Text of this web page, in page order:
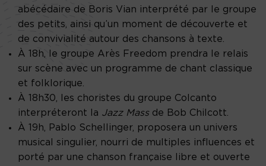
abécédaire de Boris Vian interprété par le groupe
des petits, ainsi qu’un moment de découverte et
de convivialité autour des chansons à texte.
À 18h, le groupe Arès Freedom prendra le relais
sur scène avec un programme de chant classique
et folklorique.
À 18h30, les choristes du groupe Colcanto
interpréteront la Jazz Massde Bob Chilcott.
À 19h, Pablo Schellinger, proposera un univers
musical singulier, nourri de multiples influences et
porté par une chanson française libre et ouverte